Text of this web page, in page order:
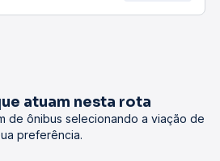
atuam nesta rota
de ônibus selecionando a viação de
preferência.